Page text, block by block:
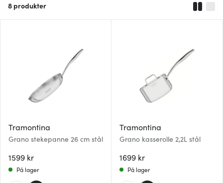
8 produkter
Tramontina
Grano stekepanne 26 cm stål
1599 kr
På lager
Tramontina
Grano kasserolle 2,2L stål
1699 kr
På lager